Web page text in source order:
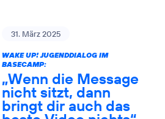
31. März 2025
WAKE UP! JUGENDDIALOG IM
BASECAMP:
„Wenn die Message
nicht sitzt, dann
bringt dir auch das